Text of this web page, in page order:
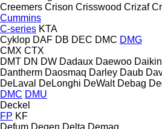
Creemers Crison Crisswood Crizaf
Cummins
C-series KTA
Cyklop DAF DB DEC DMC DMG
CMX CTX
DMT DN DW Dadaux Daewoo Daikin
Dantherm Daosmaq Darley Daub
DeLaval
DeLonghi DeWalt Debag
DMC DMU
Deckel
FP KF
Defum Degen Delta Demag